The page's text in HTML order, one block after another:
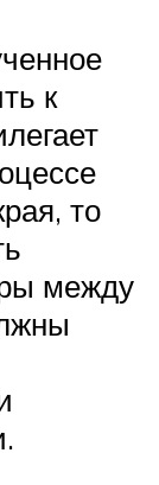
к
то
между